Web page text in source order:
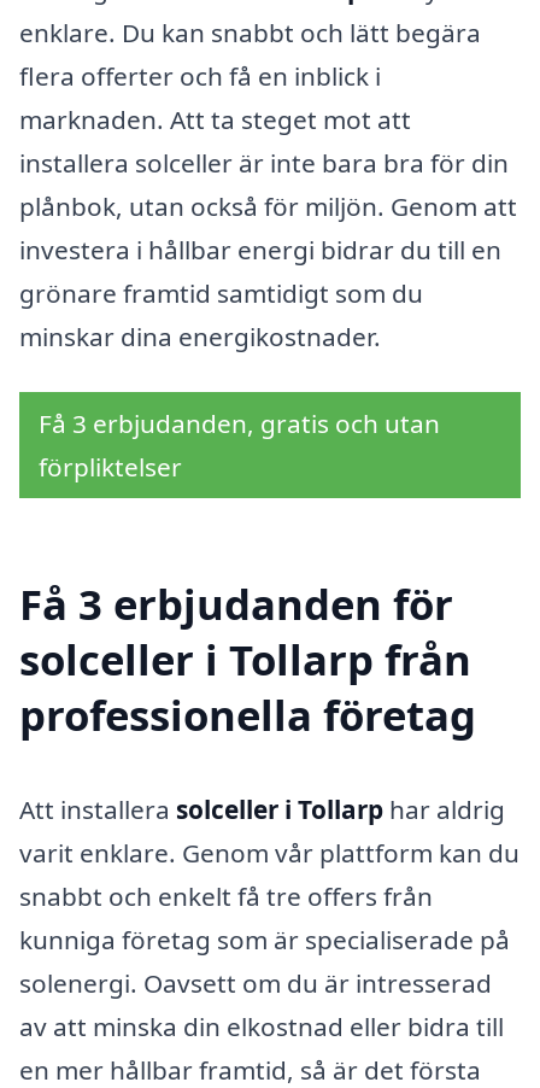
enklare. Du kan snabbt och lätt begära
flera offerter och få en inblick i
marknaden. Att ta steget mot att
installera solceller är inte bara bra för din
plånbok, utan också för miljön. Genom att
investera i hållbar energi bidrar du till en
grönare framtid samtidigt som du
minskar dina energikostnader.
Få 3 erbjudanden, gratis och utan
förpliktelser
Få 3 erbjudanden för
solceller i Tollarp från
professionella företag
Att installera solceller i Tollarp har aldrig
varit enklare. Genom vår plattform kan du
snabbt och enkelt få tre offers från
kunniga företag som är specialiserade på
solenergi. Oavsett om du är intresserad
av att minska din elkostnad eller bidra till
en mer hållbar framtid, så är det första